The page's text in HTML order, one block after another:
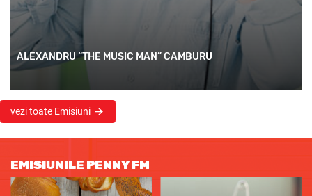
ALEXANDRU “THE MUSIC MAN” CAMBURU
vezi toate Emisiuni
EMISIUNILE PENNY FM